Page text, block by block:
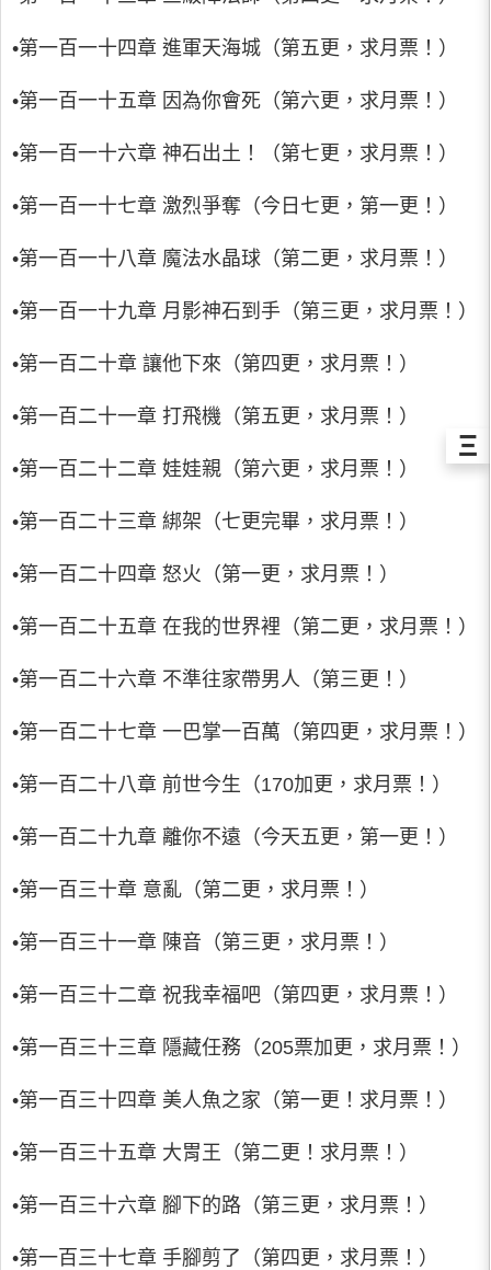
•第一百一十四章 進軍天海城（第五更，求月票！）
•第一百一十五章 因為你會死（第六更，求月票！）
•第一百一十六章 神石出土！（第七更，求月票！）
•第一百一十七章 激烈爭奪（今日七更，第一更！）
•第一百一十八章 魔法水晶球（第二更，求月票！）
•第一百一十九章 月影神石到手（第三更，求月票！）
•第一百二十章 讓他下來（第四更，求月票！）
•第一百二十一章 打飛機（第五更，求月票！）
•第一百二十二章 娃娃親（第六更，求月票！）
•第一百二十三章 綁架（七更完畢，求月票！）
•第一百二十四章 怒火（第一更，求月票！）
•第一百二十五章 在我的世界裡（第二更，求月票！）
•第一百二十六章 不準往家帶男人（第三更！）
•第一百二十七章 一巴掌一百萬（第四更，求月票！）
•第一百二十八章 前世今生（170加更，求月票！）
•第一百二十九章 離你不遠（今天五更，第一更！）
•第一百三十章 意亂（第二更，求月票！）
•第一百三十一章 陳音（第三更，求月票！）
•第一百三十二章 祝我幸福吧（第四更，求月票！）
•第一百三十三章 隱藏任務（205票加更，求月票！）
•第一百三十四章 美人魚之家（第一更！求月票！）
•第一百三十五章 大胃王（第二更！求月票！）
•第一百三十六章 腳下的路（第三更，求月票！）
•第一百三十七章 手腳剪了（第四更，求月票！）
Ξ